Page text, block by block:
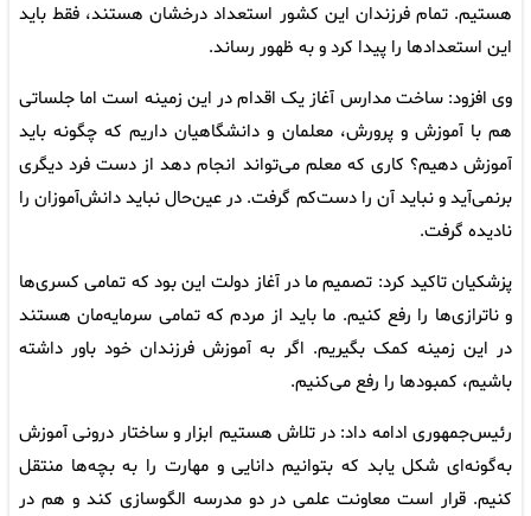
هستیم. تمام فرزندان این کشور استعداد درخشان هستند، فقط باید
این استعدادها را پیدا کرد و به ظهور رساند.
وی افزود: ساخت مدارس آغاز یک اقدام در این زمینه است اما جلساتی
هم با آموزش و پرورش، معلمان و دانشگاهیان داریم که چگونه باید
آموزش‌ دهیم؟ کاری که معلم می‌تواند انجام دهد از دست فرد دیگری
برنمی‌آید و نباید آن را دست‌کم گرفت. در عین‌حال نباید دانش‌آموزان را
نادیده گرفت.
پزشکیان تاکید کرد: تصمیم ما در آغاز دولت این بود که تمامی کسری‌ها
و ناترازی‌ها را رفع کنیم. ما باید از مردم که تمامی سرمایه‌مان هستند
در این زمینه کمک بگیریم. اگر به آموزش فرزندان خود باور داشته
باشیم، کمبودها را رفع می‌کنیم.
رئیس‌جمهوری ادامه داد: در تلاش هستیم ابزار و ساختار درونی آموزش
به‌گونه‌ای شکل یابد که بتوانیم دانایی و مهارت را به بچه‌ها منتقل
کنیم. قرار است معاونت علمی در دو مدرسه الگوسازی کند و هم در